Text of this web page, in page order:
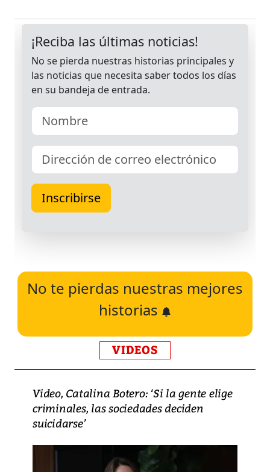
No te pierdas nuestras mejores
historias
VIDEOS
Video, Catalina Botero: ‘Si la gente elige
criminales, las sociedades deciden
suicidarse’